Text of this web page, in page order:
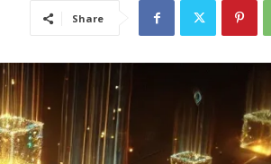
Share